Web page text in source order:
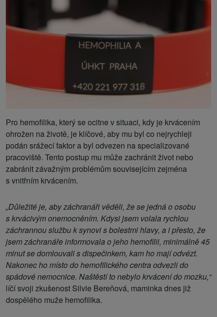
Pro hemofilika, který se ocitne v situaci, kdy je krvácením
ohrožen na životě, je klíčové, aby mu byl co nejrychleji
podán srážecí faktor a byl odvezen na specializované
pracoviště. Tento postup mu může zachránit život nebo
zabránit závažným problémům souvisejícím zejména
s vnitřním krvácením.
„Důležité je, aby záchranáři věděli, že se jedná o osobu
s krvácivým onemocněním. Kdysi jsem volala rychlou
záchrannou službu k synovi s bolestmi hlavy, a i přesto, že
jsem záchranáře informovala o jeho hemofilii, minimálně 45
minut se domlouvali s dispečinkem, kam ho mají odvézt.
Nakonec ho místo do hemofilického centra odvezli do
spádové nemocnice. Naštěstí to nebylo krvácení do mozku,“
líčí svoji zkušenost Silvie Bereňová, maminka dnes již
dospělého muže hemofilika.